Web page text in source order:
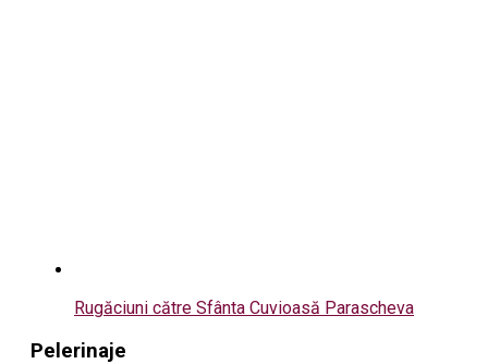
Rugăciuni către Sfânta Cuvioasă Parascheva
Pelerinaje